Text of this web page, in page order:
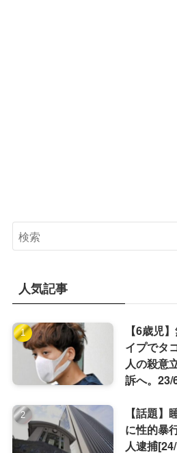
人気記事
【6歳児
イプでタ
人の殺意
訴へ。23/
【話題
に性的暴
人逮捕